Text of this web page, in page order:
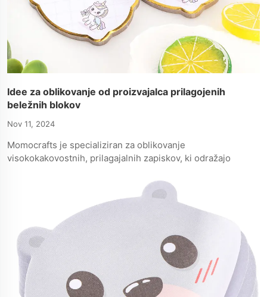
Idee za oblikovanje od proizvajalca prilagojenih
beležnih blokov
Nov 11, 2024
Momocrafts je specializiran za oblikovanje
visokokakovostnih, prilagajalnih zapiskov, ki odražajo